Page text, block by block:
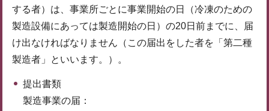
する者）は、事業所ごとに事業開始の日（冷凍のための
製造設備にあっては製造開始の日）の20日前までに、届
け出なければなりません（この届出をした者を「第二種
製造者」といいます。）。
提出書類
製造事業の届：